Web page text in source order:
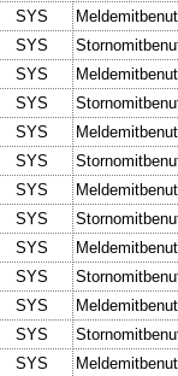
SYS
SYS
SYS
SYS
SYS
SYS
SYS
SYS
SYS
SYS
SYS
SYS
SYS